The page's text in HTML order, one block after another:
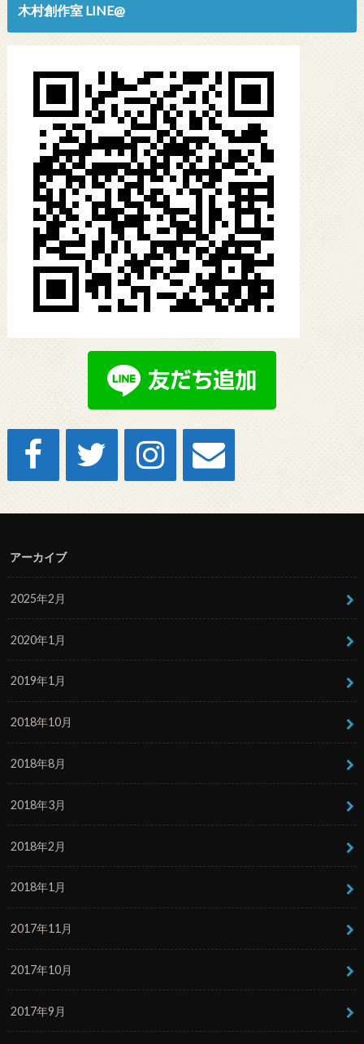
木村創作室 LINE@
アーカイブ
2025年2月
2020年1月
2019年1月
2018年10月
2018年8月
2018年3月
2018年2月
2018年1月
2017年11月
2017年10月
2017年9月